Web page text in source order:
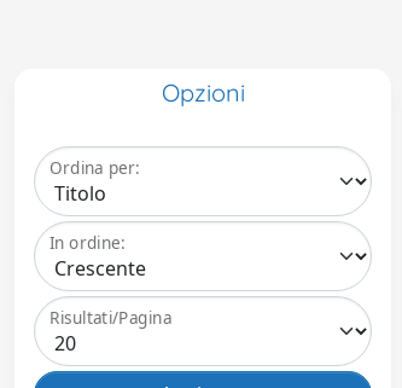
Opzioni
Ordina per:
In ordine:
Risultati/Pagina